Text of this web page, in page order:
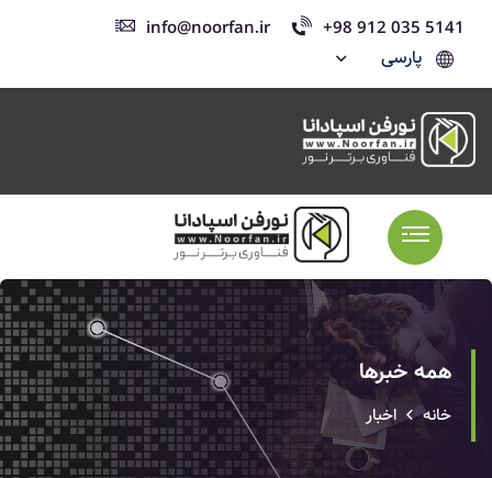
+98 912 035 5141
info@noorfan.ir
پارسی
همه خبرها
خانه اخبار